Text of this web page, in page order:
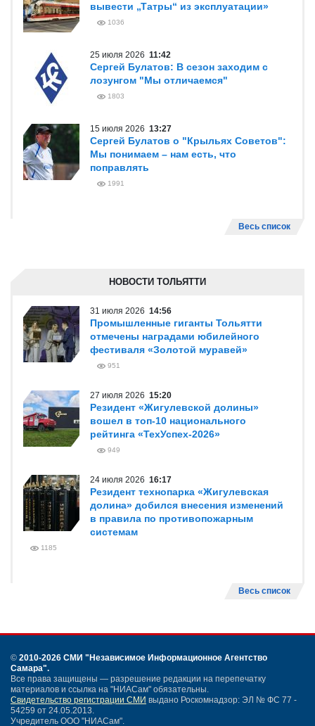
вывести „Татры“ из эксплуатации»
1036
25 июля 2026 11:42
Сергей Булатов: В сезон заходим с
лозунгом "Мы отличаемся"
1803
15 июля 2026 13:27
Сергей Булатов о "Крыльях Советов":
Мы понимаем – нам есть, что
поправлять
1991
Весь список
НОВОСТИ ТОЛЬЯТТИ
31 июля 2026 14:56
Промышленные гиганты Тольятти
отмечены наградами юбилейного
фестиваля «Золотой муравей»
951
27 июля 2026 15:20
Резидент «Жигулевской долины»
вошел в топ-10 национального
рейтинга «ТехУспех-2026»
949
24 июля 2026 16:17
Резидент технопарка «Жигулевская
долина» добился внесения изменений
в правила по противопожарным
системам
1185
Весь список
© 2010-2026 СМИ "Независимое Информационное Агентство
Самара".
Все права защищены — разрешение редакции на перепечатку
материалов и ссылка на "НИАСам" обязательны.
Свидетельство регистрации СМИ выдано Роскомнадзор: ЭЛ № ФС 77 -
54259 от 24.05.2013.
Учредитель ООО "НИАСам".